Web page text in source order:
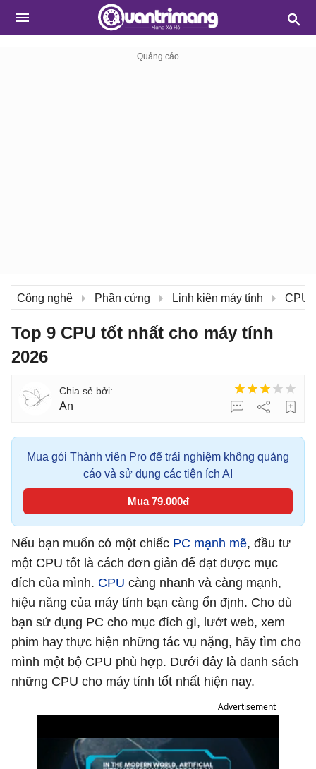
Công nghệ Phần cứng Linh kiện máy tính CPU
Top 9 CPU tốt nhất cho máy tính
2026
An
Mua gói Thành viên Pro để trải nghiệm không quảng
cáo và sử dụng các tiện ích AI
Mua 79.000đ
Nếu bạn muốn có một chiếc PC mạnh mẽ, đầu tư
một CPU tốt là cách đơn giản để đạt được mục
đích của mình. CPU càng nhanh và càng mạnh,
hiệu năng của máy tính bạn càng ổn định. Cho dù
bạn sử dụng PC cho mục đích gì, lướt web, xem
phim hay thực hiện những tác vụ nặng, hãy tìm cho
mình một bộ CPU phù hợp. Dưới đây là danh sách
những CPU cho máy tính tốt nhất hiện nay.
Advertisement